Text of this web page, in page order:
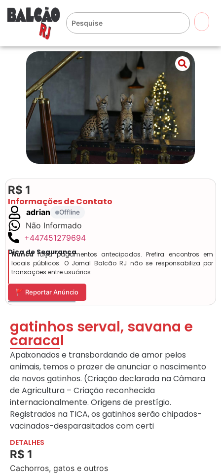
R$ 1
Informações de Contato
adrian Offline
Não Informado
+447451279694
Dica de Segurança
Nuncafaça pagamentos antecipados. Prefira encontros em
locais públicos. O Jornal Balcão RJ não se responsabiliza por
transações entre usuários.
🚩 Reportar Anúncio
gatinhos serval, savana e
caracal
Apaixonados e transbordando de amor pelos
animais, temos o prazer de anunciar o nascimento
de novos gatinhos. (Criação declarada na Câmara
de Agricultura – Criação reconhecida
internacionalmente. Origens de prestígio.
Registrados na TICA, os gatinhos serão chipados-
vacinados-desparasitados com certi
DETALHES
R$ 1
Cachorros, gatos e outros